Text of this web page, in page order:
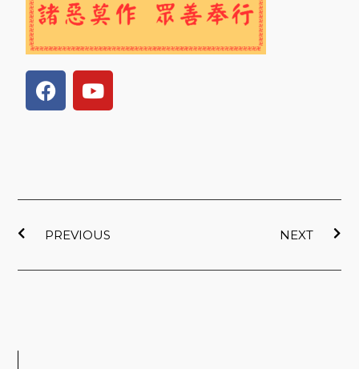
F
a
o
Y
o
e
PREVIOUS NEXT